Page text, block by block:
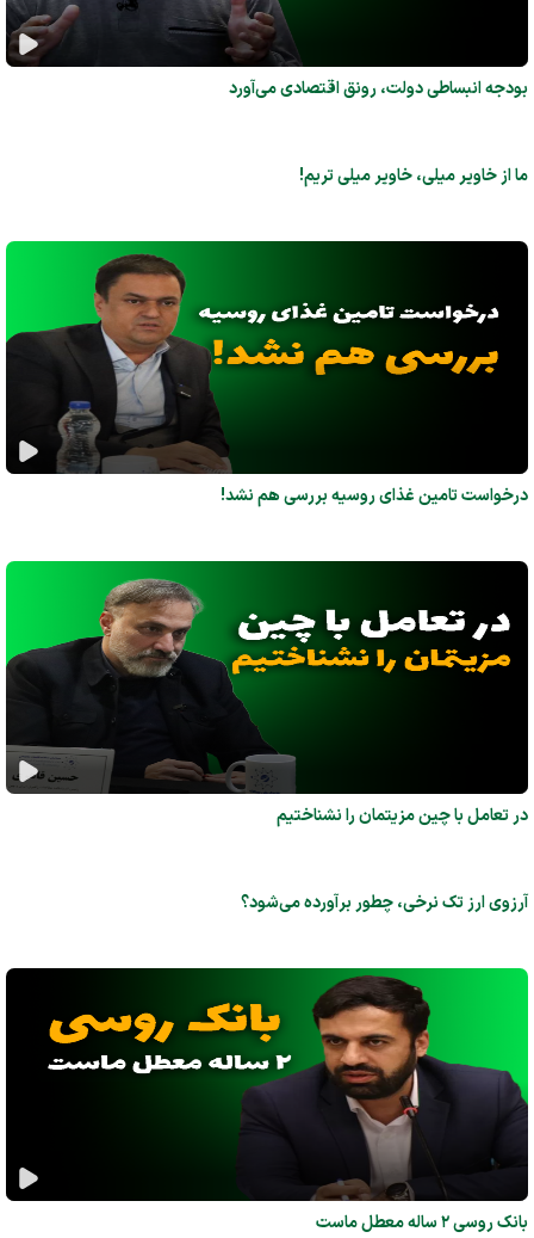
بودجه انبساطی دولت، رونق اقتصادی می‌آورد
ما از خاویر میلی، خاویر میلی تریم!
درخواست تامین غذای روسیه بررسی هم نشد!
در تعامل با چین مزیتمان را نشناختیم
آرزوی ارز تک‌ نرخی، چطور برآورده می‌شود؟
بانک روسی ۲ ساله معطل ماست